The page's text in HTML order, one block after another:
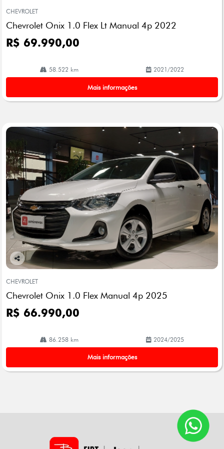
arti
lhe
CHEVROLET
Chevrolet Onix 1.0 Flex Lt Manual 4p 2022
R$ 69.990,00
58.522 km 2021/2022
Mais informações
Co
arti
lhe
CHEVROLET
Chevrolet Onix 1.0 Flex Manual 4p 2025
R$ 66.990,00
86.258 km 2024/2025
Mais informações